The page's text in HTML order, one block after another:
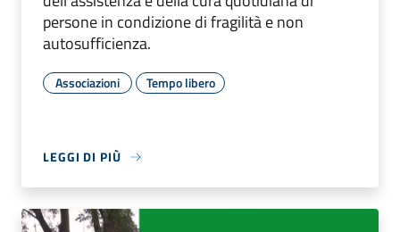
persone in condizione di fragilità e non
autosufficienza.
Associazioni Tempo libero
LEGGI DI PIÙ